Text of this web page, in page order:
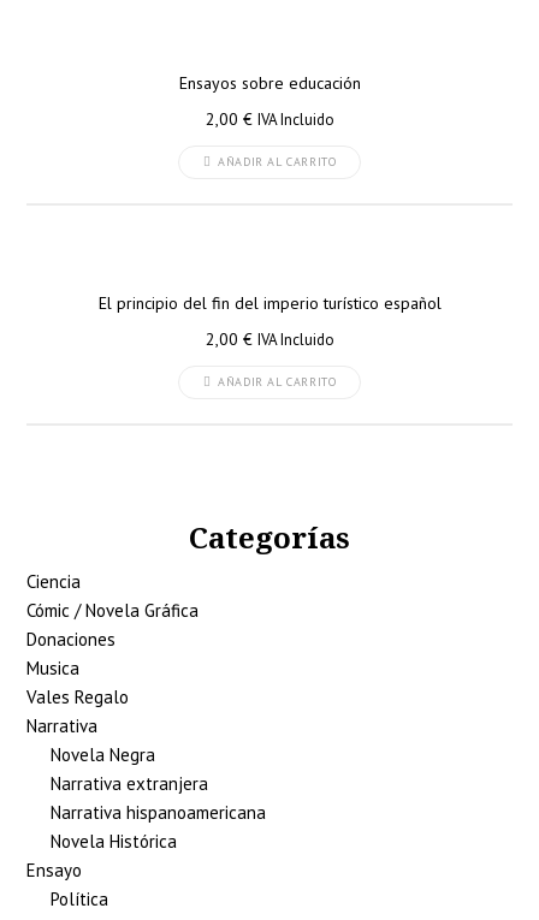
Ensayos sobre educación
2,00 € IVA Incluido
AÑADIR AL CARRITO
El principio del fin del imperio turístico español
2,00 € IVA Incluido
AÑADIR AL CARRITO
Categorías
Ciencia
Cómic / Novela Gráfica
Donaciones
Musica
Vales Regalo
Narrativa
Novela Negra
Narrativa extranjera
Narrativa hispanoamericana
Novela Histórica
Ensayo
Política